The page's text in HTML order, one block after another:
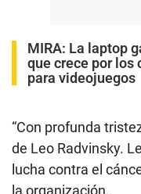
MIRA: La laptop
que crece por los
para videojuegos
“Con profunda
de Leo Radvinsky.
lucha contra el
la organización.